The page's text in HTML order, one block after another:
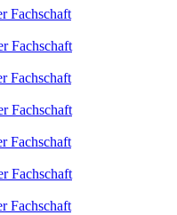
Fachschaft
Fachschaft
Fachschaft
Fachschaft
Fachschaft
Fachschaft
Fachschaft